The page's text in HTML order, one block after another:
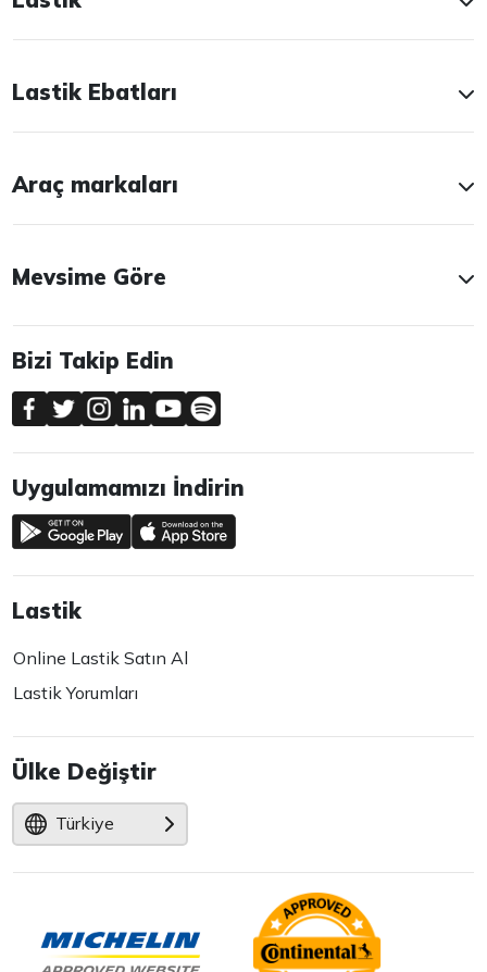
Lastik Ebatları
Araç markaları
Mevsime Göre
Bizi Takip Edin
Uygulamamızı İndirin
Lastik
Online Lastik Satın Al
Lastik Yorumları
Ülke Değiştir
Türkiye